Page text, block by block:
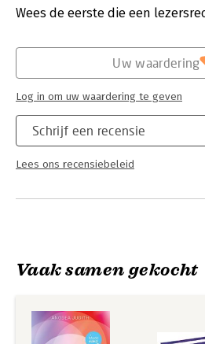
Verschijningsdatum:
28-9-2022
Wees de eerste die een
Schrijf een recensie
Lees ons recensiebeleid
Uw waardering
Log in om uw waardering te geven
Vaak samen gekocht